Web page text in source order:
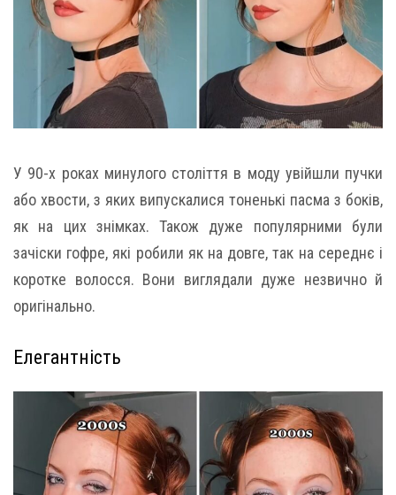
У 90-х роках минулого століття в моду увійшли пучки
або хвости, з яких випускалися тоненькі пасма з боків,
як на цих знімках. Також дуже популярними були
зачіски гофре, які робили як на довге, так на середнє і
коротке волосся. Вони виглядали дуже незвично й
оригінально.
Елегантність